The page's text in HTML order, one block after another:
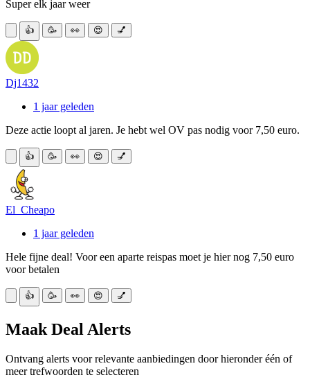
Super elk jaar weer
👍 🥳 👀 😍 💅
Dj1432
1 jaar geleden
Deze actie loopt al jaren. Je hebt wel OV pas nodig voor 7,50 euro.
👍 🥳 👀 😍 💅
El_Cheapo
1 jaar geleden
Hele fijne deal! Voor een aparte reispas moet je hier nog 7,50 euro
voor betalen
👍 🥳 👀 😍 💅
Maak Deal Alerts
Ontvang alerts voor relevante aanbiedingen door hieronder één of
meer trefwoorden te selecteren